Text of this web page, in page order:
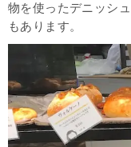
物を使ったデニッシ
もあります。